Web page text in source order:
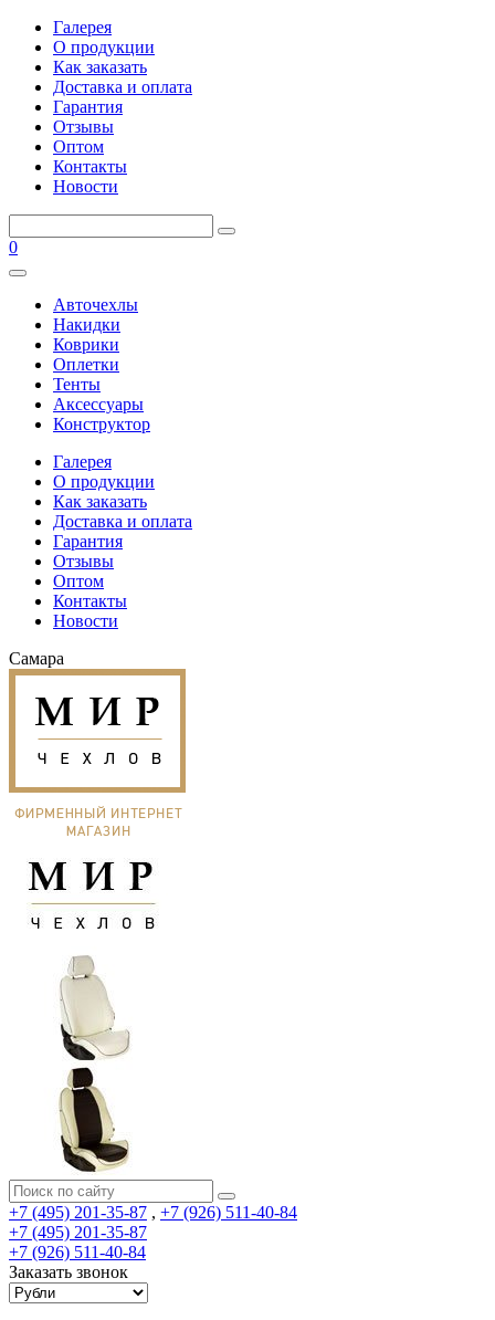
Галерея
О продукции
Как заказать
Доставка и оплата
Гарантия
Отзывы
Оптом
Контакты
Новости
0
Авточехлы
Накидки
Коврики
Оплетки
Тенты
Аксессуары
Конструктор
Галерея
О продукции
Как заказать
Доставка и оплата
Гарантия
Отзывы
Оптом
Контакты
Новости
Самара
+7 (495) 201-35-87 , +7 (926) 511-40-84
+7 (495) 201-35-87
+7 (926) 511-40-84
Заказать звонок